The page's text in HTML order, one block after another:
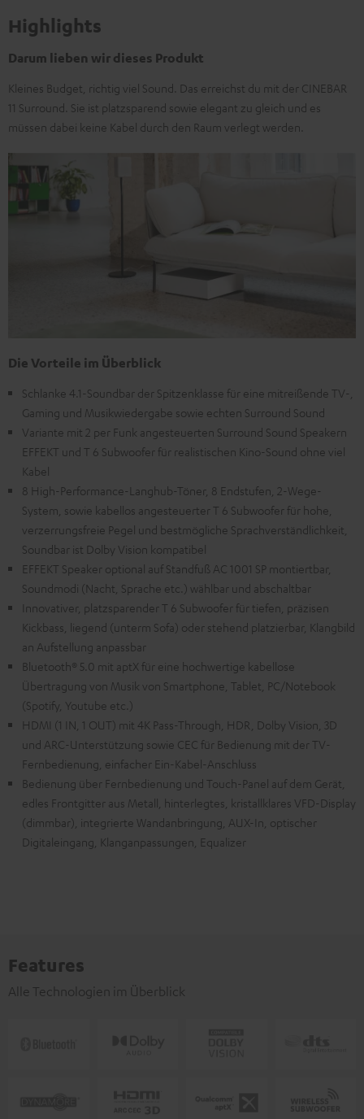
Highlights
Darum lieben wir dieses Produkt
Kleines Budget, richtig viel Sound. Das erreichst du mit der CINEBAR
11 Surround. Sie ist platzsparend sowie elegant zu gleich und es
müssen dabei keine Kabel durch den Raum verlegt werden.
Die Vorteile im Überblick
Schlanke 4.1-Soundbar der Spitzenklasse für eine mitreißende TV-,
Gaming und Musikwiedergabe sowie echten Surround Sound
Variante mit 2 per Funk angesteuerten Surround Sound Speakern
EFFEKT und T 6 Subwoofer für realistischen Kino-Sound ohne viel
Kabel
8 High-Performance-Langhub-Töner, 8 Endstufen, 2-Wege-
System, sowie kabellos angesteuerter T 6 Subwoofer für hohe,
verzerrungsfreie Pegel und bestmögliche Sprachverständlichkeit,
Soundbar ist Dolby Vision kompatibel
EFFEKT Speaker optional auf Standfuß AC 1001 SP montiertbar,
Soundmodi (Nacht, Sprache etc.) wählbar und abschaltbar
Innovativer, platzsparender T 6 Subwoofer für tiefen, präzisen
Kickbass, liegend (unterm Sofa) oder stehend platzierbar, Klangbild
an Aufstellung anpassbar
Bluetooth® 5.0 mit aptX für eine hochwertige kabellose
Übertragung von Musik von Smartphone, Tablet, PC/Notebook
(Spotify, Youtube etc.)
HDMI (1 IN, 1 OUT) mit 4K Pass-Through, HDR, Dolby Vision, 3D
und ARC-Unterstützung sowie CEC für Bedienung mit der TV-
Fernbedienung, einfacher Ein-Kabel-Anschluss
Bedienung über Fernbedienung und Touch-Panel auf dem Gerät,
edles Frontgitter aus Metall, hinterlegtes, kristallklares VFD-Display
(dimmbar), integrierte Wandanbringung, AUX-In, optischer
Digitaleingang, Klanganpassungen, Equalizer
Features
Alle Technologien im Überblick